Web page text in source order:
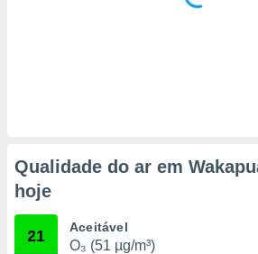
medir
da
medir o
dos
Qualidade do ar em
hoje
21 Aceitável
O₃ (51 µg/m³)